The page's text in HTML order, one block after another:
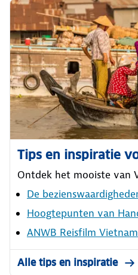
Tips en inspiratie
Ontdek het mooiste van
De
Hoogtepunten van
ANWB Reisfilm Vietnam
Alle tips en inspiratie